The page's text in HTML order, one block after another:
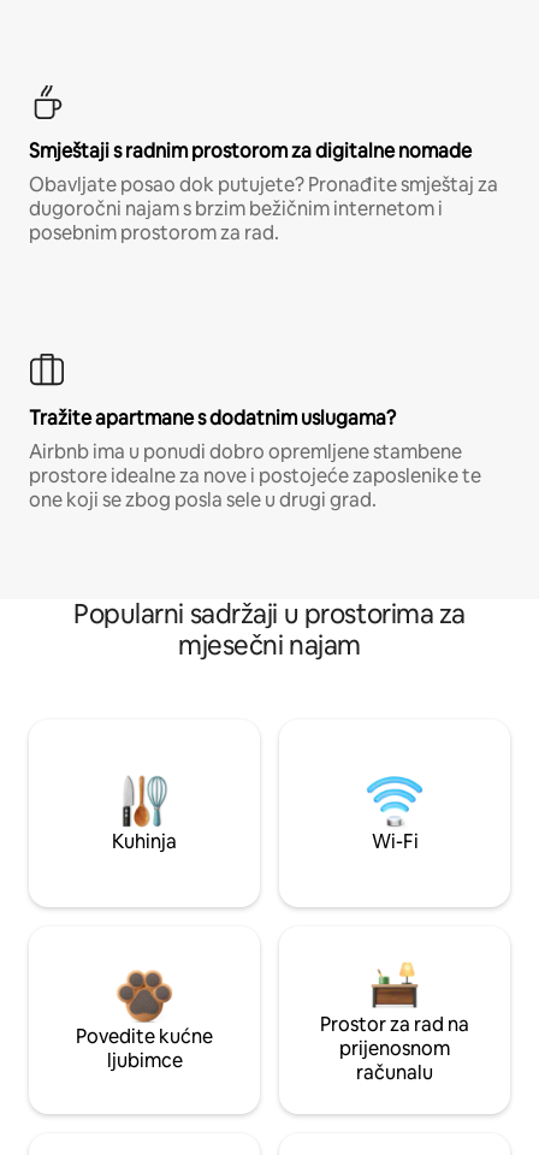
Smještaji s radnim prostorom za digitalne nomade
Obavljate posao dok putujete? Pronađite smještaj za
dugoročni najam s brzim bežičnim internetom i
posebnim prostorom za rad.
Tražite apartmane s dodatnim uslugama?
Airbnb ima u ponudi dobro opremljene stambene
prostore idealne za nove i postojeće zaposlenike te
one koji se zbog posla sele u drugi grad.
Popularni sadržaji u prostorima za
mjesečni najam
Kuhinja Wi-Fi
Povedite kućne
ljubimce
Prostor za rad na
prijenosnom
računalu